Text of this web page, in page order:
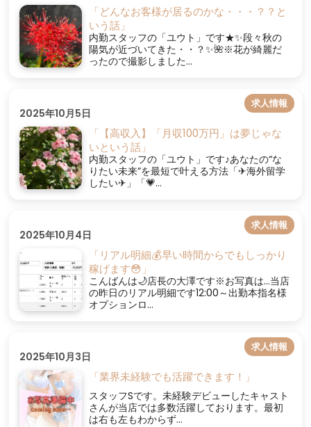
「どんなお客様が居るのかな・・・？？と
いう話」
内勤スタッフの「ユウト」です★✨段々秋の
陽気が近づいてきた・・？✨🌺※花が綺麗だ
ったので撮影しました...
2025年10月5日
求人情報
「【高収入】「月収100万円」は夢じゃな
いという話」
内勤スタッフの「ユウト」です♪あなたの“な
りたい未来”を最短で叶える方法​「✈海外留学
したい✈」「💗...
2025年10月4日
求人情報
「リアル明細💰早い時間からでもしっかり
稼げます😳」
こんばんは🌙店長の大澤です※お写真は…当店
の昨日のリアル明細です12:00～出勤本指名様
オプションロ...
2025年10月3日
求人情報
「業界未経験でも活躍できます！」
スタッフSです。未経験デビューしたキャスト
さんが当店では多数活躍しております。最初
は右も左もわからず...